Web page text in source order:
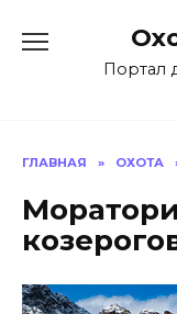
содержаниюПортал
ГЛАВНАЯ » ОХОТА